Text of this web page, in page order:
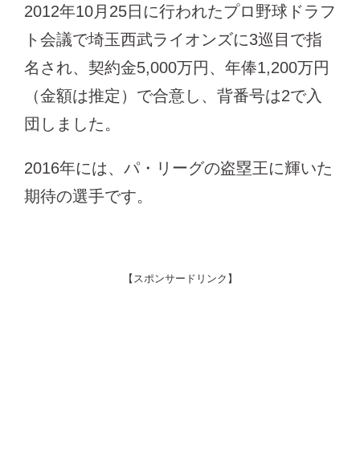
2012年10月25日に行われたプロ野球ドラフ
ト会議で埼玉西武ライオンズに3巡目で指
名され、契約金5,000万円、年俸1,200万円
（金額は推定）で合意し、背番号は2で入
団しました。
2016年には、パ・リーグの盗塁王に輝いた
期待の選手です。
【スポンサードリンク】